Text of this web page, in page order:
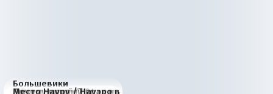
Большевики
Киевская марионетка
В России назрели
Миграционный пожар
Россия начинает
Россия зимой 1904
Русская нация вчера и
Почему правый крах в
Место Науру / Науэро в